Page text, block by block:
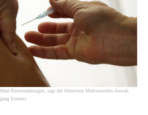
Rentenzahlungen, sagt der Münchner Medizinrechts-Anwalt
Kumm)